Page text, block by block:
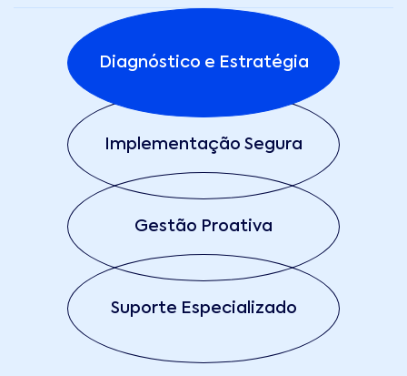
Diagnóstico e Estratégia
Implementação Segura
Gestão Proativa
Suporte Especializado